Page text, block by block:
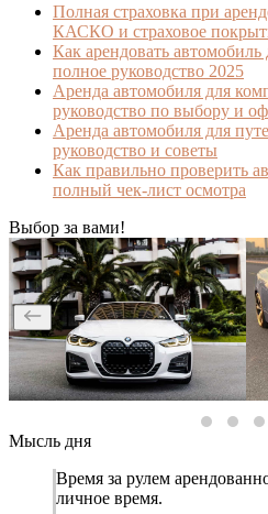
Полная страховка при
КАСКО и страховое
Как арендовать автомобиль
полное руководство 2025
Аренда автомобиля для
руководство по выбору и
Аренда автомобиля для
руководство и советы
Как правильно проверить
полный чек-лист осмотра
Выбор за вами!
Мысль дня
Время за рулем
личное время.